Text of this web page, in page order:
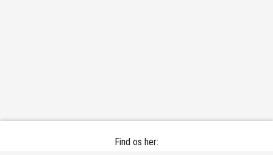
Find os her: